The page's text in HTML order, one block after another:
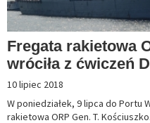
Fregata rakietowa
wróciła z ćwiczeń
10 lipiec 2018
W poniedziałek, 9 lipca do Portu
rakietowa ORP Gen. T.